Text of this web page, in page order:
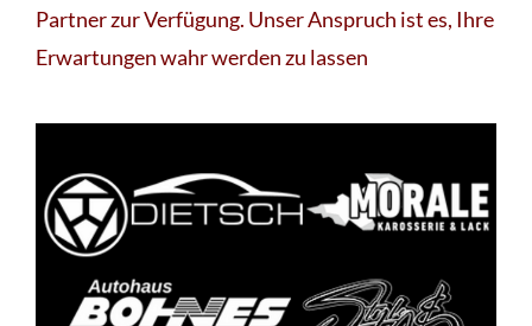
Partner zur Verfügung. Unser Anspruch ist es, Ihre
Erwartungen wahr werden zu lassen